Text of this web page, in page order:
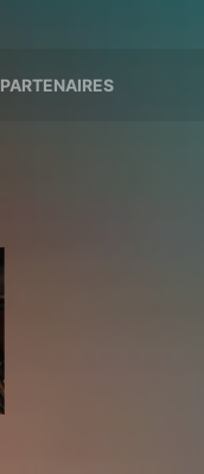
PARTENAIRES